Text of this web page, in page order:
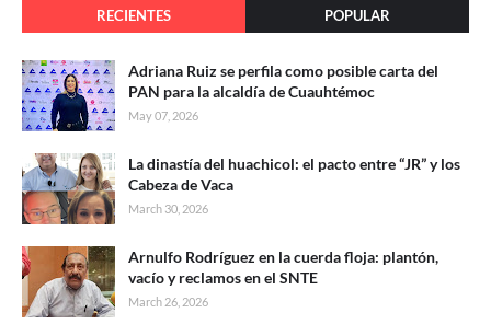
RECIENTES POPULAR
Adriana Ruiz se perfila como posible carta del
PAN para la alcaldía de Cuauhtémoc
May 07, 2026
La dinastía del huachicol: el pacto entre “JR” y los
Cabeza de Vaca
March 30, 2026
Arnulfo Rodríguez en la cuerda floja: plantón,
vacío y reclamos en el SNTE
March 26, 2026